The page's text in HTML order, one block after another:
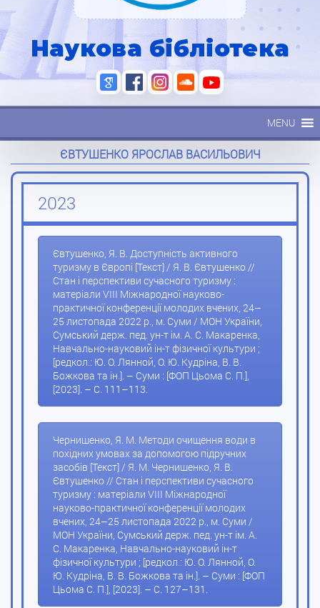
Наукова бібліотека
MENU
ЄВТУШЕНКО ЯРОСЛАВ ВАСИЛЬОВИЧ
2023
Євтушенко, Я. В. Доступність активного
туризму в Європі [Текст] / Я. В. Євтушенко //
Стан і перспективи сучасного туризму :
матеріали VIII Міжнародної науково-
практичної конференції молодих вчених, 24–
25 листопада 2022 р., м. Суми / МОН України,
Сумський держ. пед. ун-т ім. А. С. Макаренка,
Навчально-науковий ін-т фізичної культури ;
[редкол.: Ю. О. Лянной, О. Ю. Кудріна, В. В.
Божкова та ін.]. – Суми : [ФОП Цьома С. П.],
[2023]. – С. 111–113.
Чернишенко, Я. М. Методи очищення води в
похідних умовах за допомогою підручних
засобів [Текст] / Я. М. Чернишенко, Я. В.
Євтушенко // Стан і перспективи сучасного
туризму : матеріали VIII Міжнародної
науково-практичної конференції молодих
вчених, 24–25 листопада 2022 р., м. Суми /
МОН України, Сумський держ. пед. ун-т ім. А.
С. Макаренка, Навчально-науковий ін-т
фізичної культури ; [редкол.: Ю. О. Лянной, О.
Ю. Кудріна, В. В. Божкова та ін.]. – Суми : [ФОП
Цьома С. П.], [2023]. – С. 127–131.